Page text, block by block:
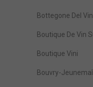
Bottegone Del
Boutique De Vin
Boutique Vini
Bouvry-